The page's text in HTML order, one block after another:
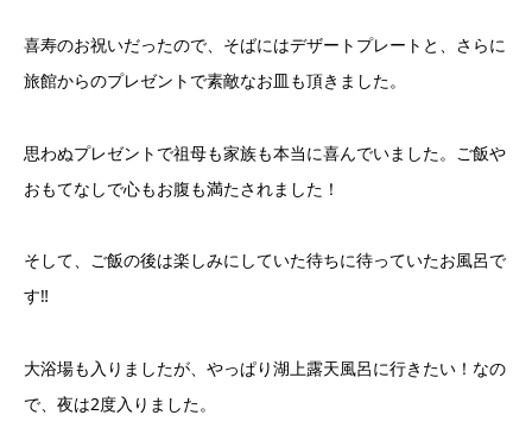
喜寿のお祝いだったので、そばにはデザートプレートと、さらに
旅館からのプレゼントで素敵なお皿も頂きました。
思わぬプレゼントで祖母も家族も本当に喜んでいました。ご飯や
おもてなしで心もお腹も満たされました！
そして、ご飯の後は楽しみにしていた待ちに待っていたお風呂で
す‼︎
大浴場も入りましたが、やっぱり湖上露天風呂に行きたい！なの
で、夜は2度入りました。